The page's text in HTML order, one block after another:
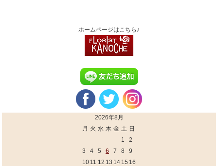
ホームページはこちら♪
2026年8月
月 火 水 木 金 土 日
1
2
3
4 5 6 7 8
9
10 11 12 13 14 15 16